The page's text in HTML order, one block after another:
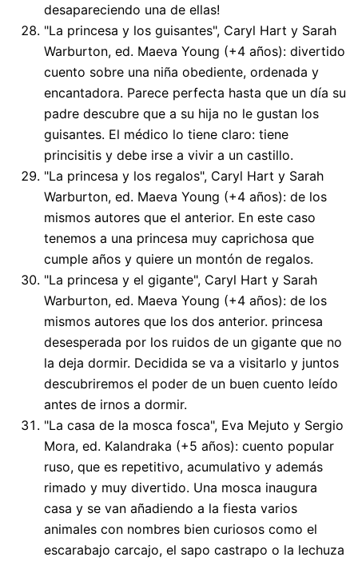
desapareciendo una de ellas!
"La princesa y los guisantes", Caryl Hart y Sarah
Warburton, ed. Maeva Young (+4 años): divertido
cuento sobre una niña obediente, ordenada y
encantadora. Parece perfecta hasta que un día su
padre descubre que a su hija no le gustan los
guisantes. El médico lo tiene claro: tiene
princisitis y debe irse a vivir a un castillo.
"La princesa y los regalos", Caryl Hart y Sarah
Warburton, ed. Maeva Young (+4 años): de los
mismos autores que el anterior. En este caso
tenemos a una princesa muy caprichosa que
cumple años y quiere un montón de regalos.
"La princesa y el gigante", Caryl Hart y Sarah
Warburton, ed. Maeva Young (+4 años): de los
mismos autores que los dos anterior. princesa
desesperada por los ruidos de un gigante que no
la deja dormir. Decidida se va a visitarlo y juntos
descubriremos el poder de un buen cuento leído
antes de irnos a dormir.
"La casa de la mosca fosca", Eva Mejuto y Sergio
Mora, ed. Kalandraka (+5 años): cuento popular
ruso, que es repetitivo, acumulativo y además
rimado y muy divertido. Una mosca inaugura
casa y se van añadiendo a la fiesta varios
animales con nombres bien curiosos como el
escarabajo carcajo, el sapo castrapo o la lechuza